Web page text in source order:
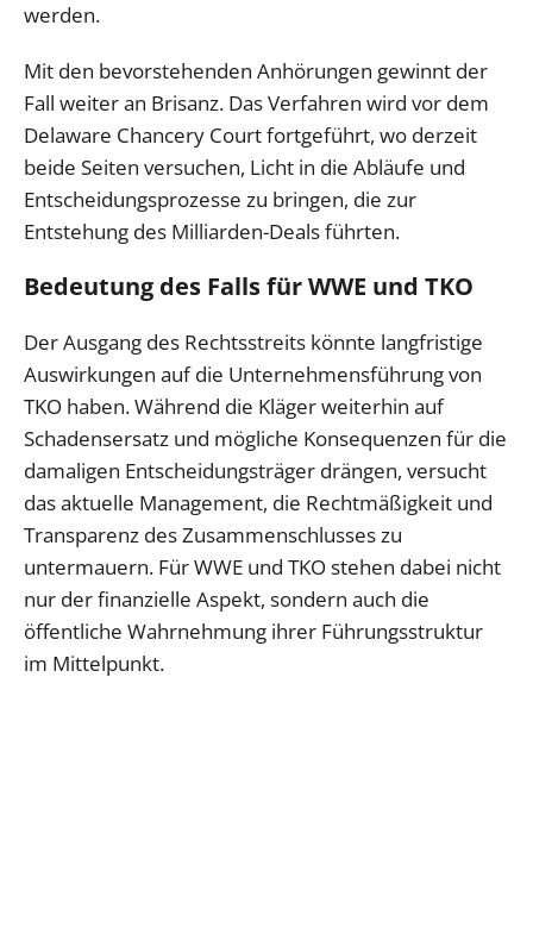
werden.
Mit den bevorstehenden Anhörungen gewinnt der
Fall weiter an Brisanz. Das Verfahren wird vor dem
Delaware Chancery Court fortgeführt, wo derzeit
beide Seiten versuchen, Licht in die Abläufe und
Entscheidungsprozesse zu bringen, die zur
Entstehung des Milliarden-Deals führten.
Bedeutung des Falls für WWE und TKO
Der Ausgang des Rechtsstreits könnte langfristige
Auswirkungen auf die Unternehmensführung von
TKO haben. Während die Kläger weiterhin auf
Schadensersatz und mögliche Konsequenzen für die
damaligen Entscheidungsträger drängen, versucht
das aktuelle Management, die Rechtmäßigkeit und
Transparenz des Zusammenschlusses zu
untermauern. Für WWE und TKO stehen dabei nicht
nur der finanzielle Aspekt, sondern auch die
öffentliche Wahrnehmung ihrer Führungsstruktur
im Mittelpunkt.